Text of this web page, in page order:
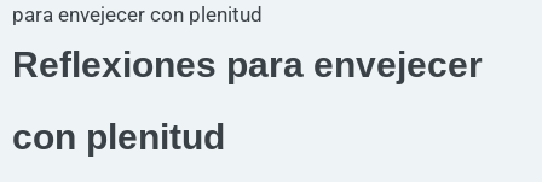
para envejecer con plenitud
Reflexiones para envejecer
con plenitud